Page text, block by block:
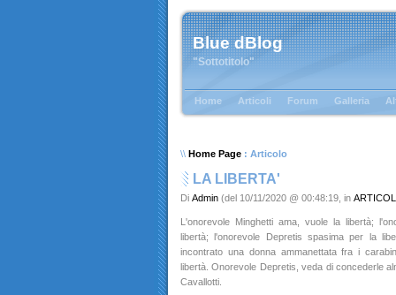
Blue dBlog
"Sottotitolo"
Home Articoli Forum Galleria
\\ Home Page : Articolo
LA LIBERTA'
Di Admin (del 10/11/2020 @ 00:48:19, in
L'onorevole Minghetti ama, vuole la libertà;
libertà; l'onorevole Depretis spasima per la
incontrato una donna ammanettata fra i
libertà. Onorevole Depretis, veda di concederle
Cavallotti.